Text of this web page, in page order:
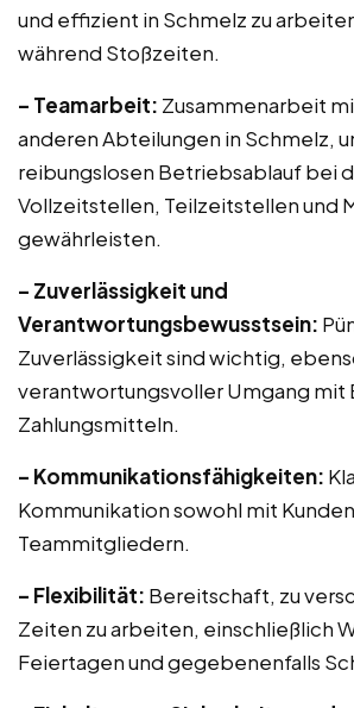
und effizient in Schmelz zu
während Stoßzeiten.
– Teamarbeit: Zusammenarbeit
anderen Abteilungen in Schmelz,
reibungslosen Betriebsablauf bei
Vollzeitstellen, Teilzeitstellen und
gewährleisten.
– Zuverlässigkeit und
Verantwortungsbewusstsein:
Zuverlässigkeit sind wichtig,
verantwortungsvoller Umgang mit
Zahlungsmitteln.
– Kommunikationsfähigkeiten:
Kommunikation sowohl mit
Teammitgliedern.
– Flexibilität: Bereitschaft, zu
Zeiten zu arbeiten, einschließlich
Feiertagen und gegebenenfalls